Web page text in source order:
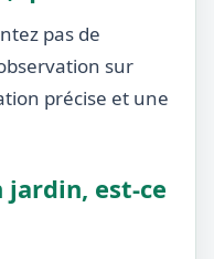
pas de
sur
précise et une
jardin, est-ce